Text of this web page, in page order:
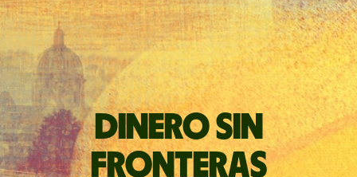
Dinero sin
fronteras